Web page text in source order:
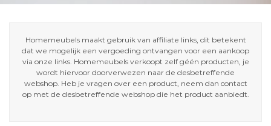
Homemeubels maakt gebruik van affiliate links, dit betekent
dat we mogelijk een vergoeding ontvangen voor een aankoop
via onze links. Homemeubels verkoopt zelf géén producten, je
wordt hiervoor doorverwezen naar de desbetreffende
webshop. Heb je vragen over een product, neem dan contact
op met de desbetreffende webshop die het product aanbiedt.